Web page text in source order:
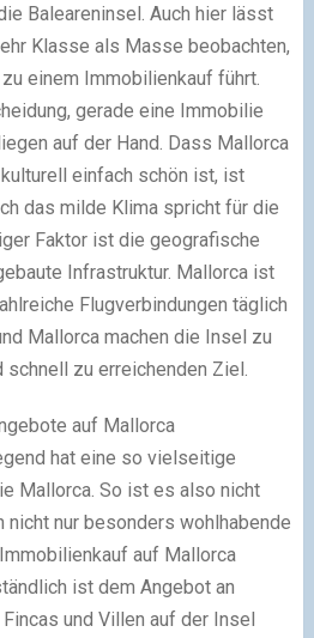
Baleareninsel. Auch hier lässt
Klasse als Masse beobachten,
einem Immobilienkauf führt.
gerade eine Immobilie
auf der Hand. Dass Mallorca
einfach schön ist, ist
das milde Klima spricht für die
Faktor ist die geografische
Infrastruktur. Mallorca ist
Flugverbindungen täglich
Mallorca machen die Insel zu
zu erreichenden Ziel.
auf Mallorca
hat eine so vielseitige
Mallorca. So ist es also nicht
nur besonders wohlhabende
auf Mallorca
ist dem Angebot an
und Villen auf der Insel